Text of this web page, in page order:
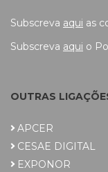
Subscreva aqui as
Subscreva aqui o
OUTRAS
APCER
CESAE DIGITAL
EXPONOR